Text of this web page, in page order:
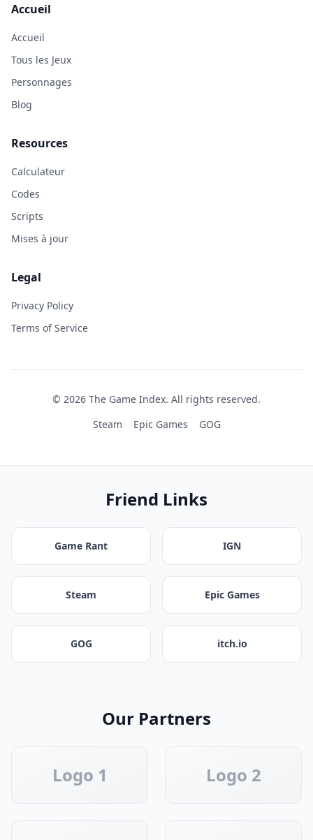
Accueil
Accueil
Tous les Jeux
Personnages
Blog
Resources
Calculateur
Codes
Scripts
Mises à jour
Legal
Privacy Policy
Terms of Service
© 2026 The Game Index. All rights reserved.
Steam
Epic Games GOG
Friend Links
Game Rant IGN
Steam Epic Games
GOG itch.io
Our Partners
Logo 1 Logo 2